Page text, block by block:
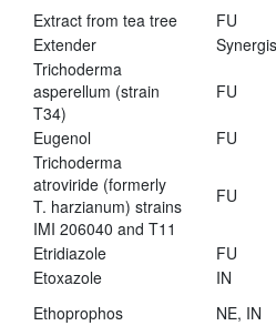
Extract from tea tree FU
Extender
Trichoderma
asperellum (strain
T34)
FU
Eugenol FU
Trichoderma
atroviride (formerly
T. harzianum) strains
IMI 206040 and T11
FU
Etridiazole FU
Etoxazole
IN
Ethoprophos
NE, IN